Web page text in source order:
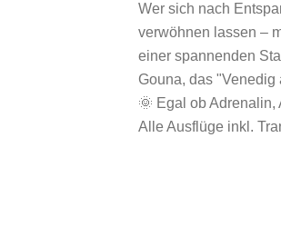
Wer sich nach
verwöhnen lassen –
einer spannenden
Gouna, das "Venedig
🌞 Egal ob
Alle Ausflüge inkl.